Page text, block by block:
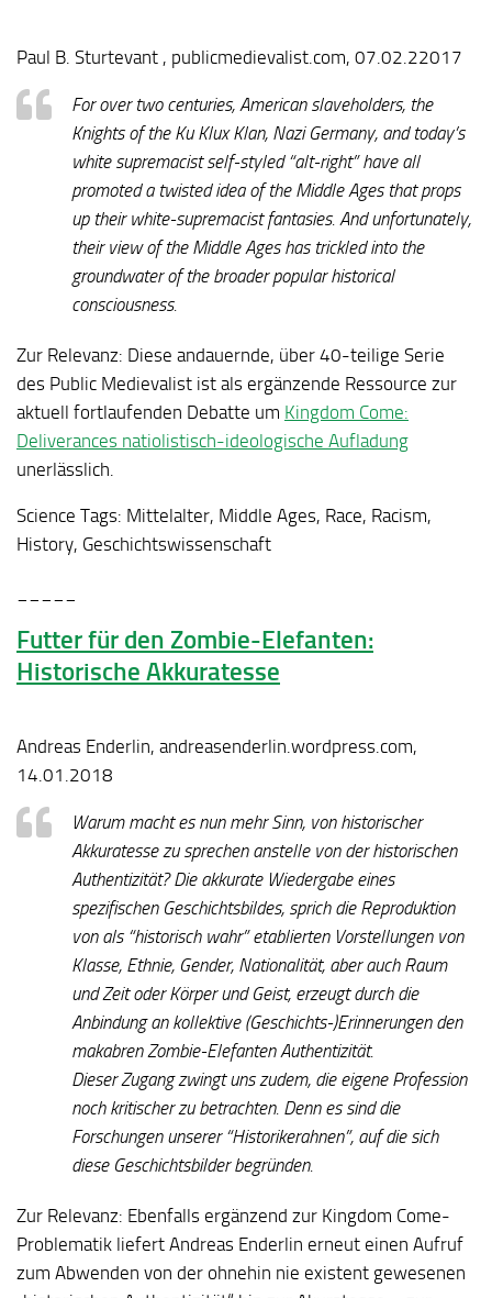
Paul B. Sturtevant , publicmedievalist.com, 07.02.22017
For over two centuries, American slaveholders, the
Knights of the Ku Klux Klan, Nazi Germany, and today’s
white supremacist self-styled “alt-right” have all
promoted a twisted idea of the Middle Ages that props
up their white-supremacist fantasies. And unfortunately,
their view of the Middle Ages has trickled into the
groundwater of the broader popular historical
consciousness.
Zur Relevanz: Diese andauernde, über 40-teilige Serie
des Public Medievalist ist als ergänzende Ressource zur
aktuell fortlaufenden Debatte um Kingdom Come:
Deliverances natiolistisch-ideologische Aufladung
unerlässlich.
Science Tags: Mittelalter, Middle Ages, Race, Racism,
History, Geschichtswissenschaft
Futter für den Zombie-Elefanten:
Historische Akkuratesse
Andreas Enderlin, andreasenderlin.wordpress.com,
14.01.2018
Warum macht es nun mehr Sinn, von historischer
Akkuratesse zu sprechen anstelle von der historischen
Authentizität? Die akkurate Wiedergabe eines
spezifischen Geschichtsbildes, sprich die Reproduktion
von als “historisch wahr” etablierten Vorstellungen von
Klasse, Ethnie, Gender, Nationalität, aber auch Raum
und Zeit oder Körper und Geist, erzeugt durch die
Anbindung an kollektive (Geschichts-)Erinnerungen den
makabren Zombie-Elefanten Authentizität.
Dieser Zugang zwingt uns zudem, die eigene Profession
noch kritischer zu betrachten. Denn es sind die
Forschungen unserer “Historikerahnen”, auf die sich
diese Geschichtsbilder begründen.
Zur Relevanz: Ebenfalls ergänzend zur Kingdom Come-
Problematik liefert Andreas Enderlin erneut einen Aufruf
zum Abwenden von der ohnehin nie existent gewesenen